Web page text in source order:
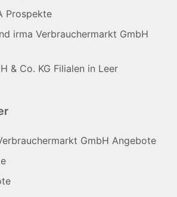
Prospekte
irma Verbrauchermarkt GmbH
& Co. KG Filialen in Leer
GmbH Angebote